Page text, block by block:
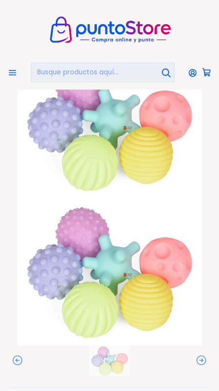
Inicio JUGUETES Y JUEGOS Bebés
Pelotas Sensoriales Sensory Rollers Bebés Y Niños - Ps